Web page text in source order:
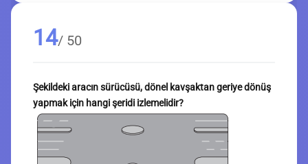
14/ 50
Şekildeki aracın sürücüsü, dönel kavşaktan geriye dönüş
yapmak için hangi şeridi izlemelidir?